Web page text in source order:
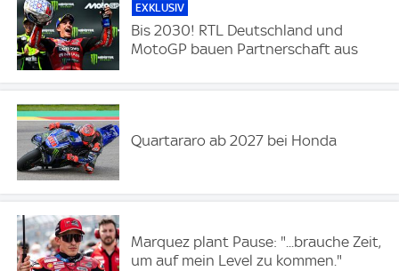
EXKLUSIV
Bis 2030! RTL Deutschland und
MotoGP bauen Partnerschaft aus
Quartararo ab 2027 bei Honda
Marquez plant Pause: "...brauche Zeit,
um auf mein Level zu kommen."